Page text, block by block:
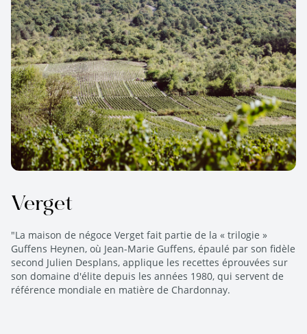
Verget
"La maison de négoce Verget fait partie de la « trilogie »
Guffens Heynen, où Jean-Marie Guffens, épaulé par son fidèle
second Julien Desplans, applique les recettes éprouvées sur
son domaine d'élite depuis les années 1980, qui servent de
référence mondiale en matière de Chardonnay.